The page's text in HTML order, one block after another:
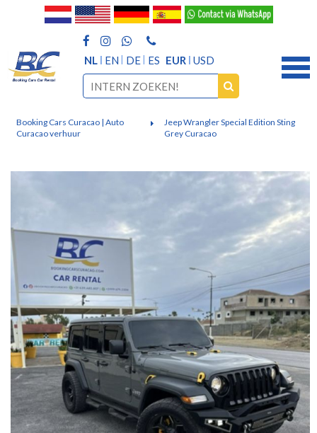
NL EN DE ES EUR USD
Booking Cars Curacao | Auto
Curacao verhuur
Jeep Wrangler Special Edition Sting
Grey Curacao